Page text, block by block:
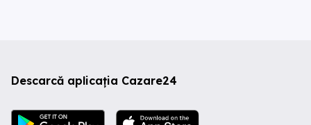
Descarcă aplicația Cazare24